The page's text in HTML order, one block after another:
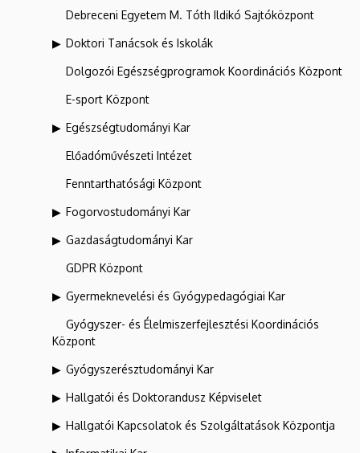
Debreceni Egyetem M. Tóth Ildikó Sajtóközpont
Doktori Tanácsok és Iskolák
Dolgozói Egészségprogramok Koordinációs Központ
E-sport Központ
Egészségtudományi Kar
Előadóművészeti Intézet
Fenntarthatósági Központ
Fogorvostudományi Kar
Gazdaságtudományi Kar
GDPR Központ
Gyermeknevelési és Gyógypedagógiai Kar
Gyógyszer- és Élelmiszerfejlesztési Koordinációs
Központ
Gyógyszerésztudományi Kar
Hallgatói és Doktorandusz Képviselet
Hallgatói Kapcsolatok és Szolgáltatások Központja